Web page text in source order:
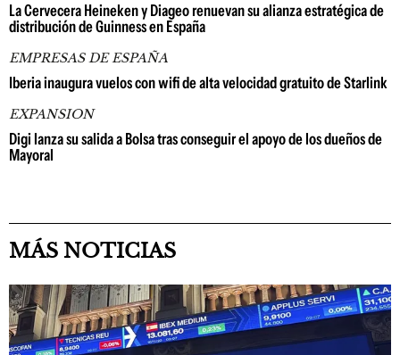
La Cervecera Heineken y Diageo renuevan su alianza estratégica de
distribución de Guinness en España
EMPRESAS DE ESPAÑA
Iberia inaugura vuelos con wifi de alta velocidad gratuito de Starlink
EXPANSION
Digi lanza su salida a Bolsa tras conseguir el apoyo de los dueños de
Mayoral
MÁS NOTICIAS